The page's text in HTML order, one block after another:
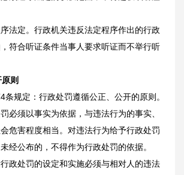
法定。行政机关违反法定程序作出的行政
符合听证条件当事人要求听证而不举行听
则
条规定：行政处罚遵循公正、公开的原则。
必须以事实为依据，与违法行为的事实、
危害程度相当。对违法行为给予行政处罚
经公布的，不得作为行政处罚的依据。
政处罚的设定和实施必须与相对人的违法